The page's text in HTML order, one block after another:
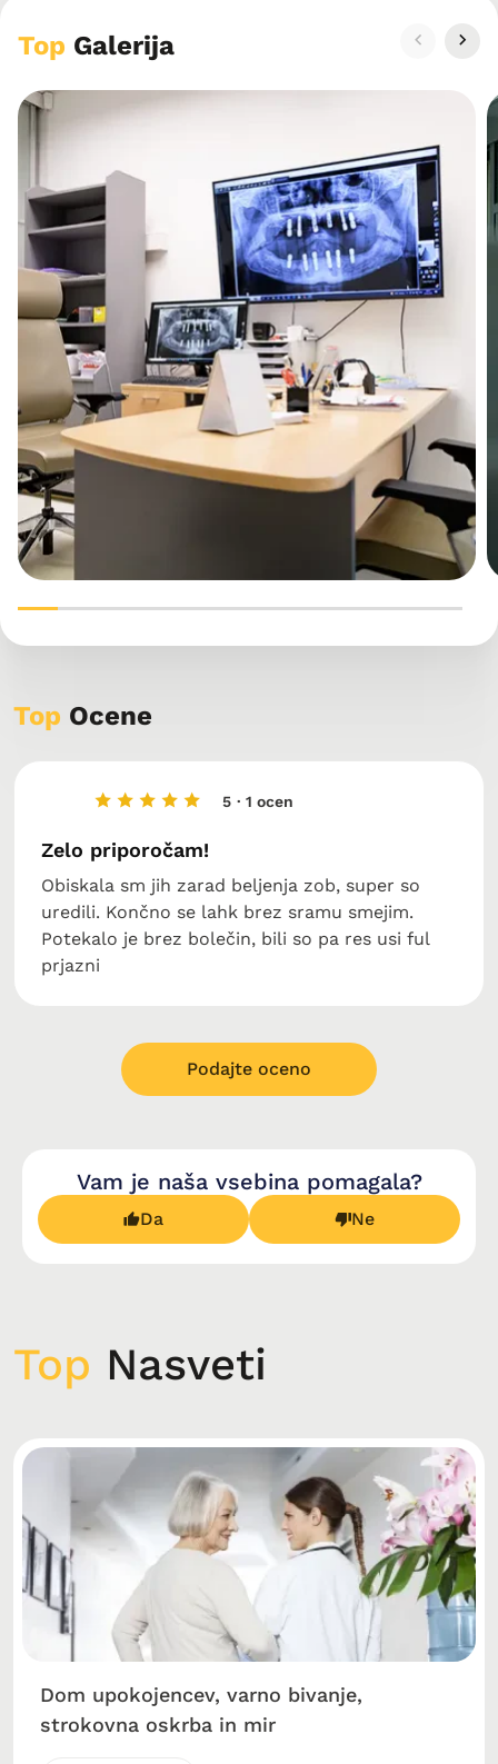
Top Galerija
Top Ocene
5 · 1 ocen
Zelo priporočam!
Obiskala sm jih zarad beljenja zob, super so
uredili. Končno se lahk brez sramu smejim.
Potekalo je brez bolečin, bili so pa res usi ful
prjazni
Podajte oceno
Vam je naša vsebina pomagala?
Da Ne
Top Nasveti
Dom upokojencev, varno bivanje,
strokovna oskrba in mir